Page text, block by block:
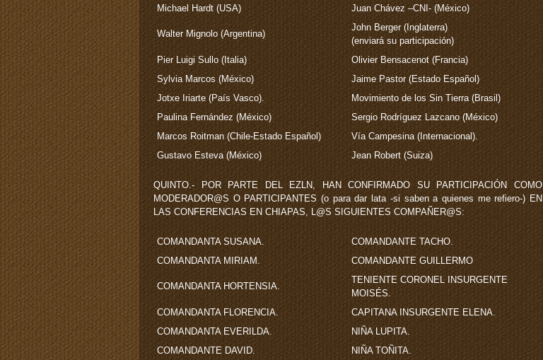
Michael Hardt (USA)
Juan Chávez –CNI- (México)
Walter Mignolo (Argentina)
John Berger (Inglaterra)
(enviará su participación)
Pier Luigi Sullo (Italia)
Olivier Bensacenot (Francia)
Sylvia Marcos (México)
Jaime Pastor (Estado Español)
Jotxe Iriarte (País Vasco).
Movimiento de los Sin Tierra (Brasil)
Paulina Fernández (México)
Sergio Rodríguez Lazcano (México)
Marcos Roitman (Chile-Estado Español)
Vía Campesina (Internacional).
Gustavo Esteva (México)
Jean Robert (Suiza)
QUINTO.- POR PARTE DEL EZLN, HAN CONFIRMADO SU PARTICIPACIÓN COMO
MODERADOR@S O PARTICIPANTES (o para dar lata -si saben a quienes me refiero-) EN
LAS CONFERENCIAS EN CHIAPAS, L@S SIGUIENTES COMPAÑER@S:
COMANDANTA SUSANA.
COMANDANTE TACHO.
COMANDANTA MIRIAM.
COMANDANTE GUILLERMO
COMANDANTA HORTENSIA.
TENIENTE CORONEL INSURGENTE
MOISÉS.
COMANDANTA FLORENCIA.
CAPITANA INSURGENTE ELENA.
COMANDANTA EVERILDA.
NIÑA LUPITA.
COMANDANTE DAVID.
NIÑA TOÑITA.